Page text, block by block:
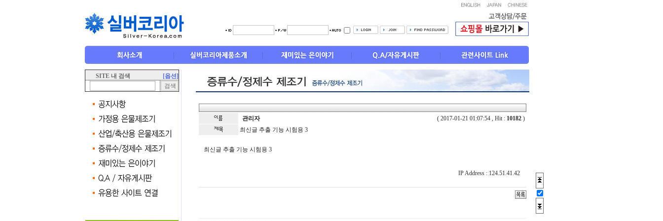
SITE 내 검색 [옵션]
관리자 ( 2017-01-21 01:07:54 , Hit : 10182 )
최신글 추출 기능 시험용 3
최신글 추출 기능 시험용 3
IP Address : 124.51.41.42